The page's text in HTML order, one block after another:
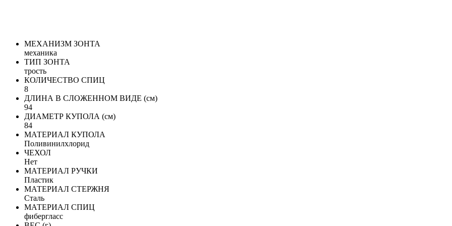
МЕХАНИЗМ ЗОНТА
механика
ТИП ЗОНТА
трость
КОЛИЧЕСТВО СПИЦ
8
ДЛИНА В СЛОЖЕННОМ ВИДЕ (см)
94
ДИАМЕТР КУПОЛА (см)
84
МАТЕРИАЛ КУПОЛА
Поливинилхлорид
ЧЕХОЛ
Нет
МАТЕРИАЛ РУЧКИ
Пластик
МАТЕРИАЛ СТЕРЖНЯ
Сталь
МАТЕРИАЛ СПИЦ
фибергласс